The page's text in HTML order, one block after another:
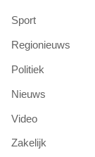
Sport
Regionieuws
Politiek
Nieuws
Video
Zakelijk